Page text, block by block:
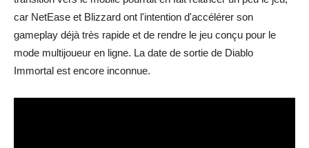
car NetEase et Blizzard ont l'intention d'accélérer son
gameplay déjà très rapide et de rendre le jeu conçu pour le
mode multijoueur en ligne. La date de sortie de Diablo
Immortal est encore inconnue.